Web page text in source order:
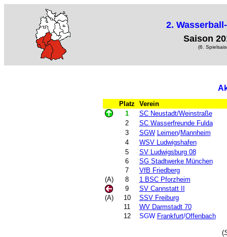
2.
Saison
(6.
Platz
Verein
1
SC Neustadt/Weinstraße
2
SC Wasserfreunde Fulda
3
SGW Leimen/Mannheim
4
WSV Ludwigshafen
5
SV Ludwigsburg 08
6
SG Stadtwerke München
7
VfB Friedberg
(A)
8
1.BSC Pforzheim
9
SV Cannstatt II
(A)
10
SSV Freiburg
11
WV Darmstadt 70
12
SGW Frankfurt/Offenbach
(